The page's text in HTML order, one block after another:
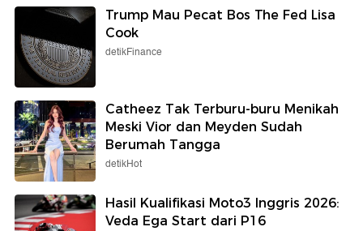
Trump Mau Pecat Bos The Fed Lisa
Cook
detikFinance
Catheez Tak Terburu-buru Menikah
Meski Vior dan Meyden Sudah
Berumah Tangga
detikHot
Hasil Kualifikasi Moto3 Inggris 2026:
Veda Ega Start dari P16